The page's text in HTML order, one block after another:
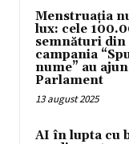
Menstruația
lux: cele
semnături din
campania
nume” au
Parlament
13 august 2025
AI în lupta cu